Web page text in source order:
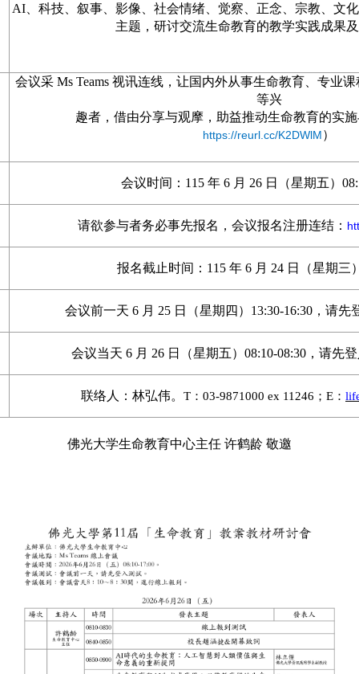
AI
科技 叙事、影像、社会情绪 、觉察、 正念 宗教 、文
主题 ， 研讨交流生命教育的教学实践成果
会议采 Ms Teams 视讯连线 ， 让国内外从事生命教育
专业课
等兴
趣者， 借由分享与观摩， 助益推动生命教育的实
https://reurl.cc/K2DWlM）
会议时间 ： 115 年 6 月 26 日 （星期五）
请欲参与者务必事先报名 ， 会议报名注册连结 ：
报名截止时间 ： 115 年 6 月 24 日 （星期三
会议前一天 6 月 25 日 （星期四 ） 13:30-16:30， 请先
会议当天 6 月 26 日 （星期五） 08:10-08:30， 请先
联络人 ： 林弘伟。 T ： 03-9871000 ex 11246 ； E ：
佛光大学生命教育中心主任 许鹤龄 敬邀